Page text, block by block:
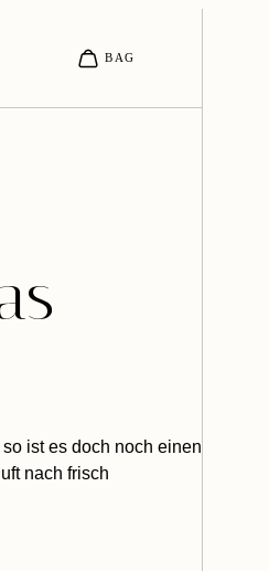
ist es doch noch einen
nach frisch